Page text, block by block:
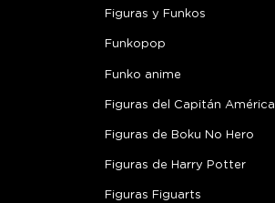
Figuras y Funkos
Funkopop
Funko anime
Figuras del Capitán América
Figuras de Boku No Hero
Figuras de Harry Potter
Figuras Figuarts